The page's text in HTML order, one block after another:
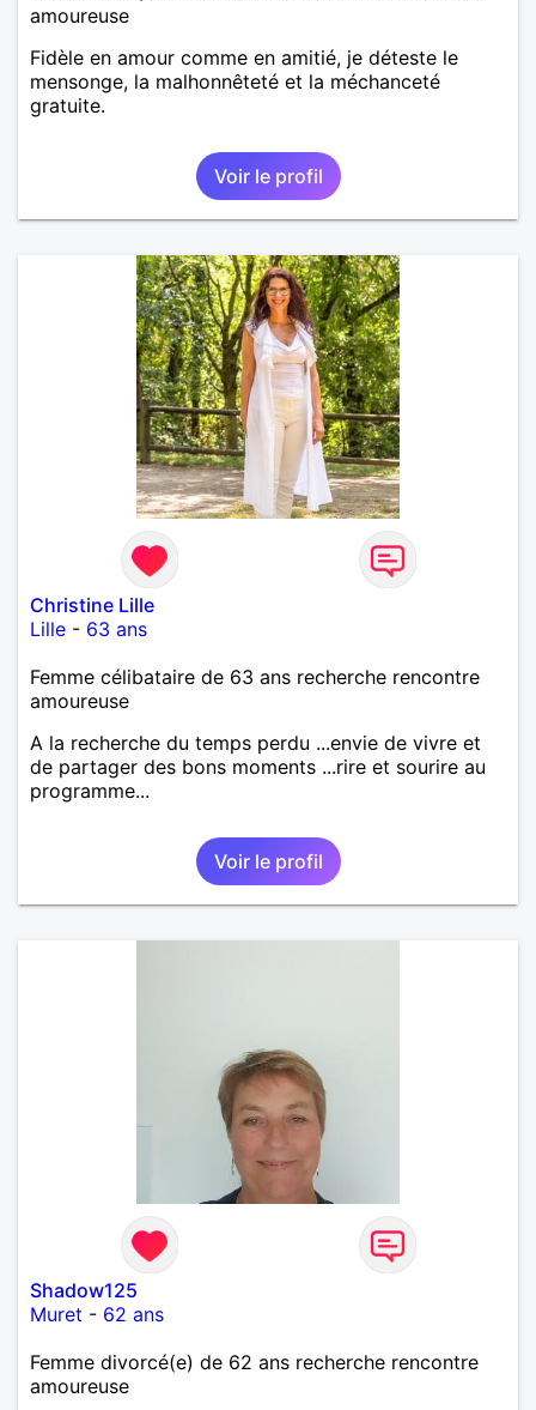
amoureuse
Fidèle en amour comme en amitié, je déteste le
mensonge, la malhonnêteté et la méchanceté
gratuite.
Voir le profil
Christine Lille
Lille - 63 ans
Femme célibataire de 63 ans recherche rencontre
amoureuse
A la recherche du temps perdu ...envie de vivre et
de partager des bons moments ...rire et sourire au
programme...
Voir le profil
Shadow125
Muret - 62 ans
Femme divorcé(e) de 62 ans recherche rencontre
amoureuse